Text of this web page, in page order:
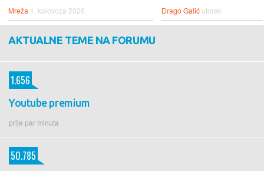
Mreža 1. kolovoza 2026. Drago Galić utorak
AKTUALNE TEME NA FORUMU
Youtube premium
prije par minuta
1.656
50.785